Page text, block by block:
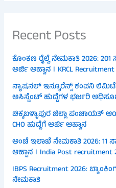
Recent Posts
ಕೊಂಕಣ ರೈಲ್ವೆ ನೇಮಕಾತಿ 2026:
ಅರ್ಜಿ ಅಹ್ವಾನ । KRCL
ನ್ಯಾಷನಲ್ ಇನ್ಶೂರೆನ್ಸ್ ಕಂಪನಿ
ಅಸಿಸ್ಟೆಂಟ್ ಹುದ್ದೆಗಳ ಭರ್ಜರಿ
ಚಿಕ್ಕಬಳ್ಳಾಪುರ ಜಿಲ್ಲಾ ಪಂಚಾಯತ್
CHO ಹುದ್ದೆಗೆ ಅರ್ಜಿ ಆಹ್ವಾನ
ಅಂಚೆ ಇಲಾಖೆ ನೇಮಕಾತಿ 2026: 11
ಆಹ್ವಾನ । India Post recruitment
IBPS Recruitment 2026:
ನೇಮಕಾತಿ